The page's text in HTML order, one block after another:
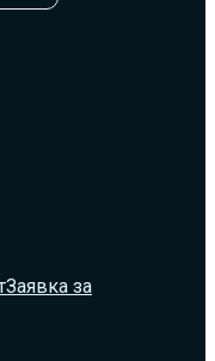
Заявка за